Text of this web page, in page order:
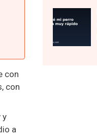
con
con
y
a